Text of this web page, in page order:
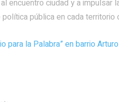
encuentro ciudad y a
pública en cada territorio
para la Palabra” en barrio